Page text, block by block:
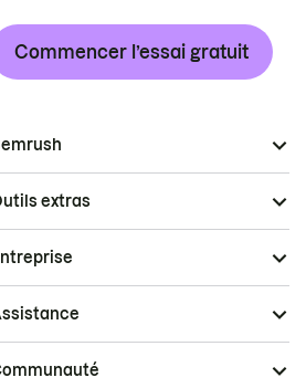
Commencer l’essai gratuit
extras